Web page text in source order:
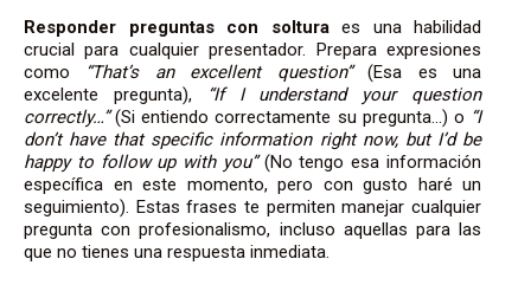
Responder preguntas con soltura es una habilidad
crucial para cualquier presentador. Prepara expresiones
como “That’s an excellent question”(Esa es una
excelente pregunta),
“If I understand your question
correctly…”(Si entiendo correctamente su pregunta…) o “I
don’t have that specific information right now, but I’d be
happy to follow up with you”(No tengo esa información
específica en este momento, pero con gusto haré un
seguimiento). Estas frases te permiten manejar cualquier
pregunta con profesionalismo, incluso aquellas para las
que no tienes una respuesta inmediata.